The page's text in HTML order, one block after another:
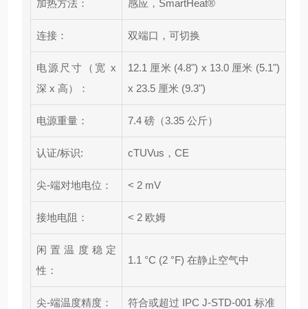
加热方法： 感应，SmartHeat®
连接： 双端口，可切换
电源尺寸（宽 x
深 x 高）：
12.1 厘米 (4.8") x 13.0 厘米 (5.1")
x 23.5 厘米 (9.3")
电源重量： 7.4 磅（3.35 公斤）
认证/标识: cTUVus，CE
尖-端对地电位： < 2 mV
接地电阻： < 2 欧姆
闲置温度稳定
性：
1.1 °C (2 °F) 在静止空气中
尖-端温度精度： 符合或超过 IPC J-STD-001 标准